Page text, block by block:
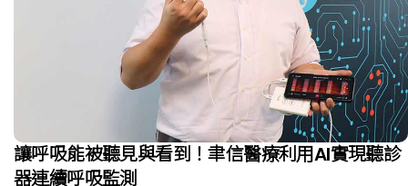
讓呼吸能被聽見與看到！聿信醫療利用AI實現聽診
器連續呼吸監測